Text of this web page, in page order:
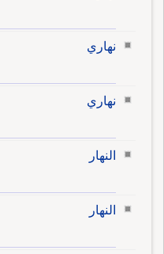
نهاري
نهاري
النهار
النهار